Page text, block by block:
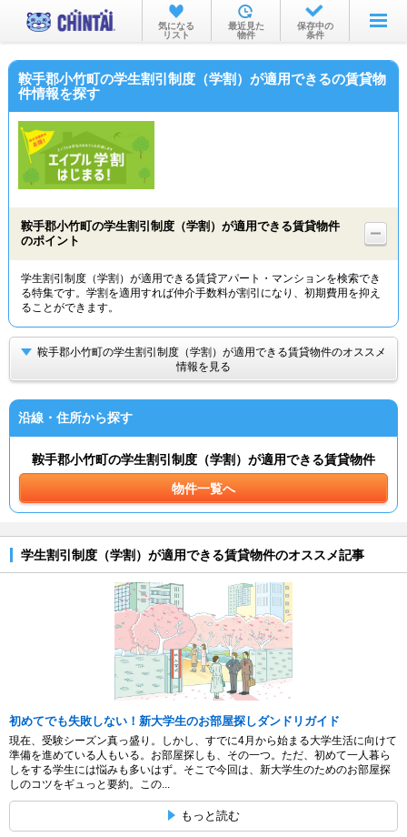
お部屋を探す
沿線・駅から
不動産会社から
気になる
リスト
最近見た
物件
保存中の
条件
鞍手郡小竹町の学生割引制度（学割）が適用できるの賃貸物
件情報を探す
鞍手郡小竹町の学生割引制度（学割）が適用できる賃貸物件
のポイント
学生割引制度（学割）が適用できる賃貸アパート・マンションを検索でき
る特集です。学割を適用すれば仲介手数料が割引になり、初期費用を抑え
ることができます。
鞍手郡小竹町の学生割引制度（学割）が適用できる賃貸物件のオススメ
情報を見る
沿線・住所から探す
鞍手郡小竹町の学生割引制度（学割）が適用できる賃貸物件
物件一覧へ
学生割引制度（学割）が適用できる賃貸物件のオススメ記事
初めてでも失敗しない！新大学生のお部屋探しダンドリガイド
現在、受験シーズン真っ盛り。しかし、すでに4月から始まる大学生活に向けて
準備を進めている人もいる。お部屋探しも、その一つ。ただ、初めて一人暮ら
しをする学生には悩みも多いはず。そこで今回は、新大学生のためのお部屋探
しのコツをギュっと要約。この...
もっと読む